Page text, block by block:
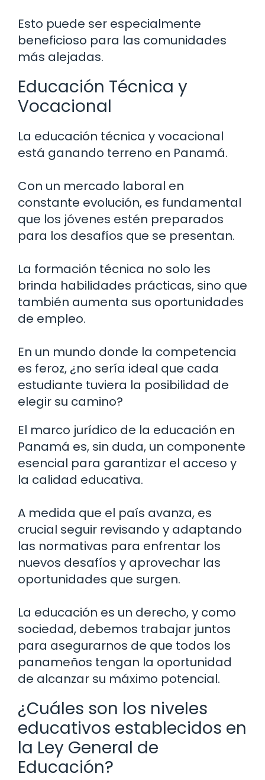
Esto puede ser especialmente
beneficioso para las comunidades
más alejadas.
Educación Técnica y
Vocacional
La educación técnica y vocacional
está ganando terreno en Panamá.
Con un mercado laboral en
constante evolución, es fundamental
que los jóvenes estén preparados
para los desafíos que se presentan.
La formación técnica no solo les
brinda habilidades prácticas, sino que
también aumenta sus oportunidades
de empleo.
En un mundo donde la competencia
es feroz, ¿no sería ideal que cada
estudiante tuviera la posibilidad de
elegir su camino?
El marco jurídico de la educación en
Panamá es, sin duda, un componente
esencial para garantizar el acceso y
la calidad educativa.
A medida que el país avanza, es
crucial seguir revisando y adaptando
las normativas para enfrentar los
nuevos desafíos y aprovechar las
oportunidades que surgen.
La educación es un derecho, y como
sociedad, debemos trabajar juntos
para asegurarnos de que todos los
panameños tengan la oportunidad
de alcanzar su máximo potencial.
¿Cuáles son los niveles
educativos establecidos en
la Ley General de
Educación?